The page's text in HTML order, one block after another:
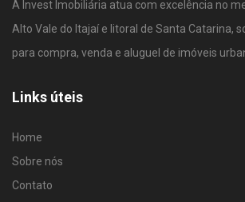
A Invest Imobiliária atua com excelência no
Alto Vale do Itajaí e litoral de Santa Catarina,
para compra, venda e aluguel de imóveis
Links úteis
Home
Sobre nós
Contato